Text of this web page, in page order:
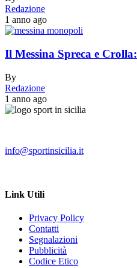
Redazione
1 anno ago
Il Messina Spreca e
By
Redazione
1 anno ago
info@sportinsicilia.it
Link Utili
Privacy Policy
Contatti
Segnalazioni
Pubblicità
Codice Etico